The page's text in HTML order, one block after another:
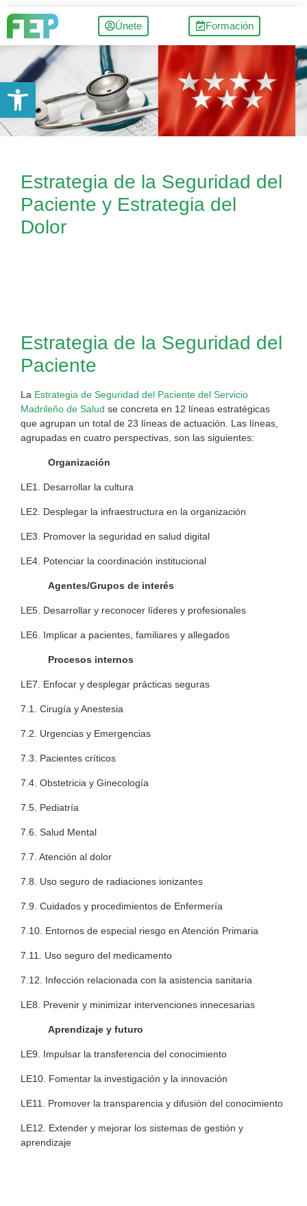
Únete Formación
Estrategia de la Seguridad del
Paciente y Estrategia del
Dolor
Estrategia de la Seguridad del
Paciente
La Estrategia de Seguridad del Paciente del Servicio
Madrileño de Salud se concreta en 12 líneas estratégicas
que agrupan un total de 23 líneas de actuación. Las líneas,
agrupadas en cuatro perspectivas, son las siguientes:
Organización
LE1. Desarrollar la cultura
LE2. Desplegar la infraestructura en la organización
LE3. Promover la seguridad en salud digital
LE4. Potenciar la coordinación institucional
Agentes/Grupos de interés
LE5. Desarrollar y reconocer líderes y profesionales
LE6. Implicar a pacientes, familiares y allegados
Procesos internos
LE7. Enfocar y desplegar prácticas seguras
7.1. Cirugía y Anestesia
7.2. Urgencias y Emergencias
7.3. Pacientes críticos
7.4. Obstetricia y Ginecología
7.5. Pediatría
7.6. Salud Mental
7.7. Atención al dolor
7.8. Uso seguro de radiaciones ionizantes
7.9. Cuidados y procedimientos de Enfermería
7.10. Entornos de especial riesgo en Atención Primaria
7.11. Uso seguro del medicamento
7.12. Infección relacionada con la asistencia sanitaria
LE8. Prevenir y minimizar intervenciones innecesarias
Aprendizaje y futuro
LE9. Impulsar la transferencia del conocimiento
LE10. Fomentar la investigación y la innovación
LE11. Promover la transparencia y difusión del conocimiento
LE12. Extender y mejorar los sistemas de gestión y
aprendizaje
Abrir barra de herramientas